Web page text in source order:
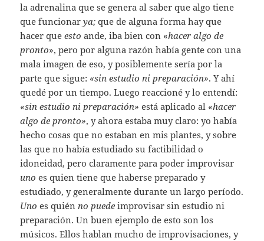
la adrenalina que se genera al saber que algo tiene
que funcionarya; que de alguna forma hay que
hacer queesto ande, iba bien con «hacer algo de
pronto», pero por alguna razón había gente con una
mala imagen de eso, y posiblemente sería por la
parte que sigue: «sin estudio ni preparación». Y ahí
quedé por un tiempo. Luego reaccioné y lo entendí:
«sin estudio ni preparación» está aplicado al «hacer
algo de pronto», y ahora estaba muy claro: yo había
hecho cosas que no estaban en mis plantes, y sobre
las que no había estudiado su factibilidad o
idoneidad, pero claramente para poder improvisar
uno es quien tiene que haberse preparado y
estudiado, y generalmente durante un largo período.
Uno es quién no puede improvisar sin estudio ni
preparación. Un buen ejemplo de esto son los
músicos. Ellos hablan mucho de improvisaciones, y